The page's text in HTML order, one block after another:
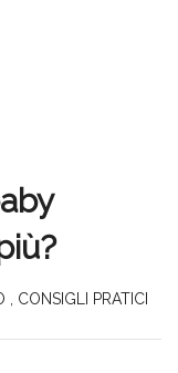
CONSIGLI PRATICI